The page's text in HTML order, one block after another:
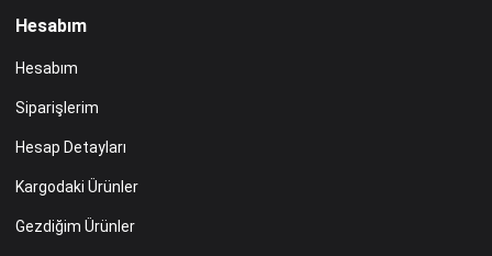
Hesabım
Hesabım
Siparişlerim
Hesap Detayları
Kargodaki Ürünler
Gezdiğim Ürünler